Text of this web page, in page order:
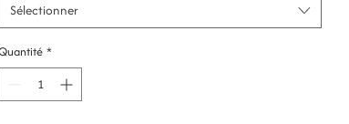
Sélectionner
*